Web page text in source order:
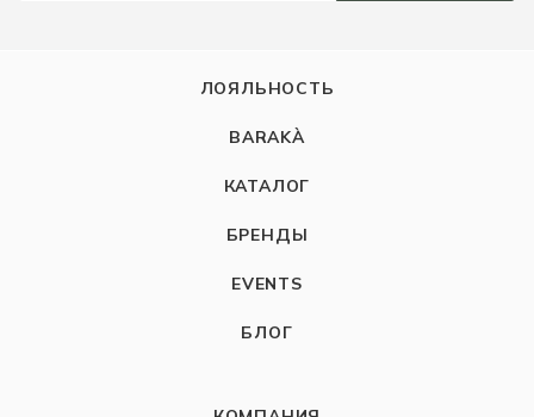
ЛОЯЛЬНОСТЬ
BARAKÀ
КАТАЛОГ
БРЕНДЫ
EVENTS
БЛОГ